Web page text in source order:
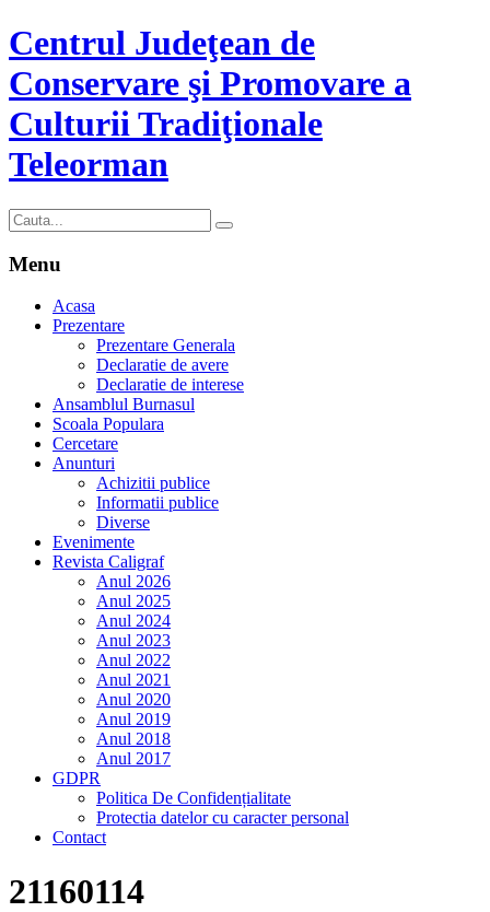
Centrul Judeţean de
Conservare şi Promovare a
Culturii Tradiţionale
Teleorman
Menu
Acasa
Prezentare
Prezentare Generala
Declaratie de avere
Declaratie de interese
Ansamblul Burnasul
Scoala Populara
Cercetare
Anunturi
Achizitii publice
Informatii publice
Diverse
Evenimente
Revista Caligraf
Anul 2026
Anul 2025
Anul 2024
Anul 2023
Anul 2022
Anul 2021
Anul 2020
Anul 2019
Anul 2018
Anul 2017
GDPR
Politica De Confidențialitate
Protectia datelor cu caracter personal
Contact
21160114